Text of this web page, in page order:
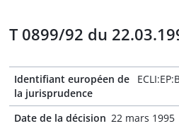
T 0899/92 du
Identifiant européen de
la jurisprudence
Date de la décision 22 mars 1995